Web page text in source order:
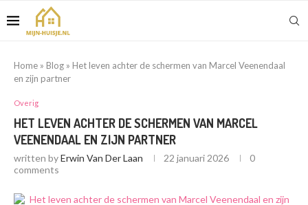
Home » Blog » Het leven achter de schermen van Marcel Veenendaal
en zijn partner
Overig
HET LEVEN ACHTER DE SCHERMEN VAN MARCEL
VEENENDAAL EN ZIJN PARTNER
written byErwin Van Der Laan 22 januari 2026
0
comments